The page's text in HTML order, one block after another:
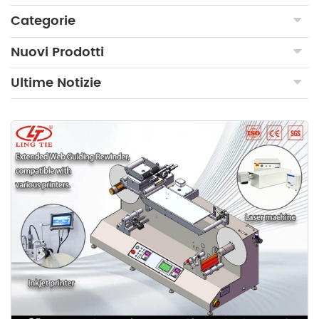
Categorie
Nuovi Prodotti
Ultime Notizie